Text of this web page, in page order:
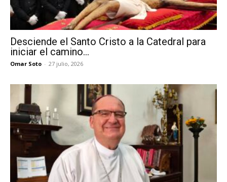
Desciende el Santo Cristo a la Catedral para
iniciar el camino...
Omar Soto - 27 julio, 2026